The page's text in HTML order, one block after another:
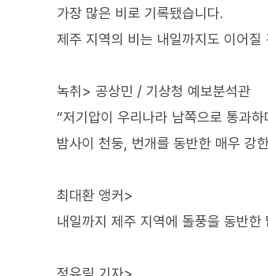
가장 많은 비로 기록됐습니다.
제주 지역의 비는 내일까지도 이어
녹취> 공상민 / 기상청 예보분석관
“저기압이 우리나라 남쪽으로 통과
밤사이 천둥, 번개를 동반한 매우 강
최대환 앵커>
내일까지 제주 지역에 돌풍을 동반